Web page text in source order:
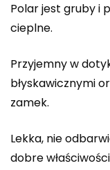
Polar jest gruby i
cieplne.
Przyjemny w
błyskawicznymi
zamek.
Lekka, nie
dobre